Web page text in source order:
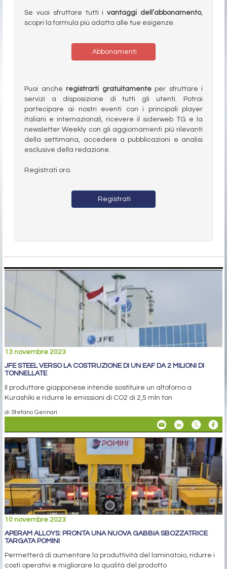
Se vuoi sfruttare tutti ivantaggi dell’abbonamento,
scopri la formula più adatta alle tue esigenze.
Abbonamenti
Puoi anche registrarti gratuitamenteper sfruttare i
servizi a disposizione di tutti gli utenti. Potrai
partecipare ai nostri eventi con i principali player
italiani e internazionali, ricevere il siderweb TG e la
newsletter Weekly con gli aggiornamenti più rilevanti
della settimana, accedere a pubblicazioni e analisi
esclusive della redazione.
Registrati ora.
Registrati
13 novembre 2023
JFE STEEL VERSO LA COSTRUZIONE DI UN EAF DA 2 MILIONI DI
TONNELLATE
Il produttore giapponese intende sostituire un altoforno a
Kurashiki e ridurre le emissioni di CO2 di 2,5 mln ton
di Stefano Gennari
10 novembre 2023
APERAM ALLOYS: PRONTA UNA NUOVA GABBIA SBOZZATRICE
TARGATA POMINI
Permetterà di aumentare la produttività del laminatoio, ridurre i
costi operativi e migliorare la qualità del prodotto